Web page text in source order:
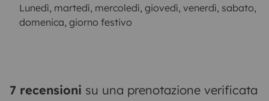
Lunedì, martedì, mercoledì, giovedì, venerdì, sabato,
domenica, giorno festivo
7 recensioni su una prenotazione verificata